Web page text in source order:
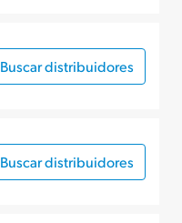
Buscar distribuidores
Buscar distribuidores